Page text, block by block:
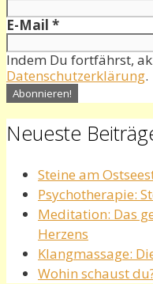
E-Mail *
Indem Du fortfährst,
Datenschutzerklärung.
Neueste
Steine am
Psychotherapie:
Meditation: Das
Herzens
Klangmassage:
Wohin schaust